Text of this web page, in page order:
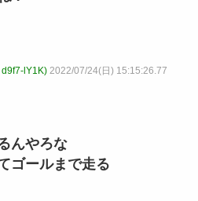
d9f7-lY1K) 2022/07/24(日) 15:15:26.77
んやろな
ゴールまで走る